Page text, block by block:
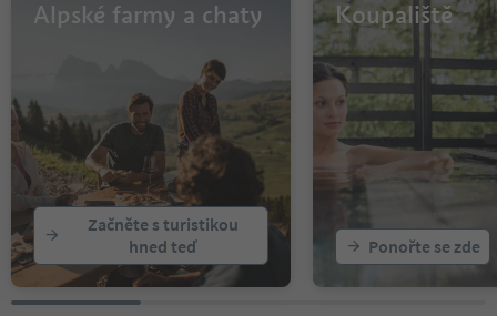
Alpské farmy a chaty
Začněte s turistikou
hned teď
Koupaliště
Ponořte se zde